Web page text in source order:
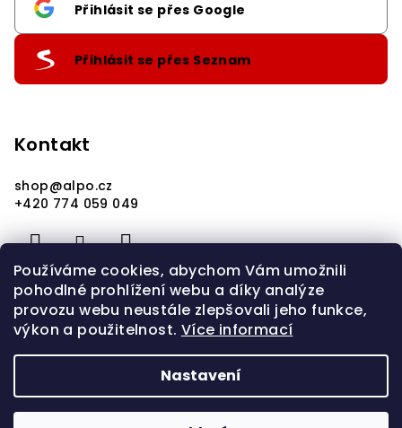
Používáme cookies, abychom Vám umožnili
pohodlné prohlížení webu a díky analýze
provozu webu neustále zlepšovali jeho funkce,
výkon a použitelnost. Více informací
Nastavení
Přihlásit se přes Google
Přihlásit se přes Seznam
Kontakt
shop@alpo.cz
+420 774 059 049